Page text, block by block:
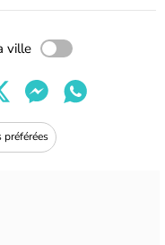
ville
préférées